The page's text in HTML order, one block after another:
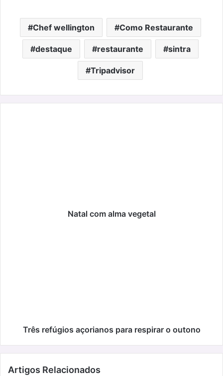
Chef wellington Como Restaurante
destaque restaurante sintra
Tripadvisor
Natal com alma vegetal
Três refúgios açorianos para respirar o outono
Artigos Relacionados